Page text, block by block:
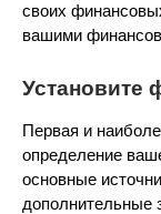
своих
вашими
Установите
Первая и
определение
основные
дополнительные